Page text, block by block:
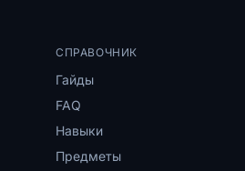
СПРАВОЧНИК
Гайды
FAQ
Навыки
Предметы